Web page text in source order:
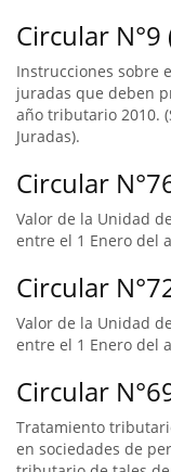
Circular
Instrucciones sobre
juradas que deben
año tributario 2010.
Juradas).
Circular
Valor de la Unidad
entre el 1 Enero del
Circular
Valor de la Unidad
entre el 1 Enero del
Circular
Tratamiento
en sociedades de